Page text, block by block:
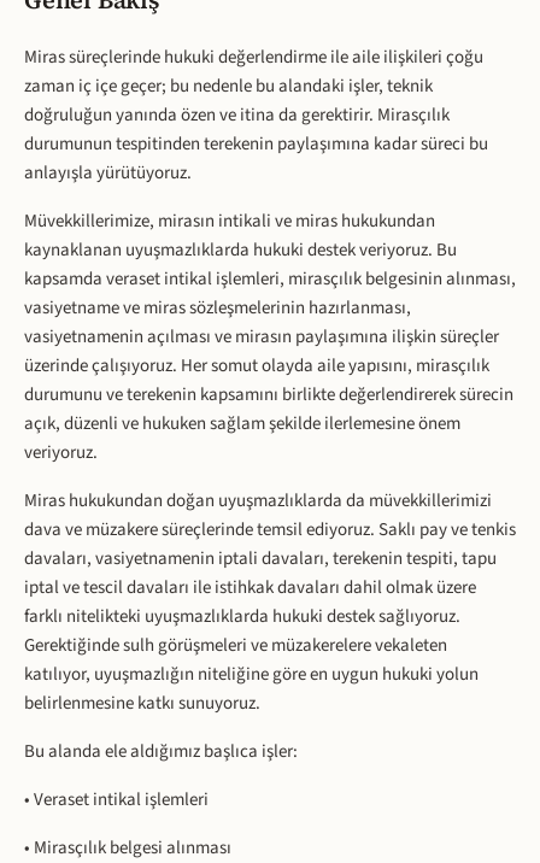
Miras süreçlerinde hukuki değerlendirme ile aile ilişkileri çoğu
zaman iç içe geçer; bu nedenle bu alandaki işler, teknik
doğruluğun yanında özen ve itina da gerektirir. Mirasçılık
durumunun tespitinden terekenin paylaşımına kadar süreci bu
anlayışla yürütüyoruz.
Müvekkillerimize, mirasın intikali ve miras hukukundan
kaynaklanan uyuşmazlıklarda hukuki destek veriyoruz. Bu
kapsamda veraset intikal işlemleri, mirasçılık belgesinin alınması,
vasiyetname ve miras sözleşmelerinin hazırlanması,
vasiyetnamenin açılması ve mirasın paylaşımına ilişkin süreçler
üzerinde çalışıyoruz. Her somut olayda aile yapısını, mirasçılık
durumunu ve terekenin kapsamını birlikte değerlendirerek sürecin
açık, düzenli ve hukuken sağlam şekilde ilerlemesine önem
veriyoruz.
Miras hukukundan doğan uyuşmazlıklarda da müvekkillerimizi
dava ve müzakere süreçlerinde temsil ediyoruz. Saklı pay ve tenkis
davaları, vasiyetnamenin iptali davaları, terekenin tespiti, tapu
iptal ve tescil davaları ile istihkak davaları dahil olmak üzere
farklı nitelikteki uyuşmazlıklarda hukuki destek sağlıyoruz.
Gerektiğinde sulh görüşmeleri ve müzakerelere vekaleten
katılıyor, uyuşmazlığın niteliğine göre en uygun hukuki yolun
belirlenmesine katkı sunuyoruz.
Bu alanda ele aldığımız başlıca işler:
• Veraset intikal işlemleri
• Mirasçılık belgesi alınması